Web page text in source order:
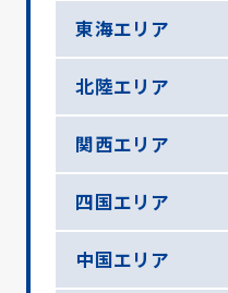
東海エリア
北陸エリア
関西エリア
四国エリア
中国エリア